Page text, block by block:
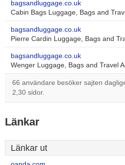
bagsandluggage.co.uk
Cabin Bags Luggage, Bags and
bagsandluggage.co.uk
Pierre Cardin Luggage, Bags and
bagsandluggage.co.uk
Wenger Luggage, Bags and Travel
66 användare besöker sajten
2,30 sidor.
Länkar
Länkar ut